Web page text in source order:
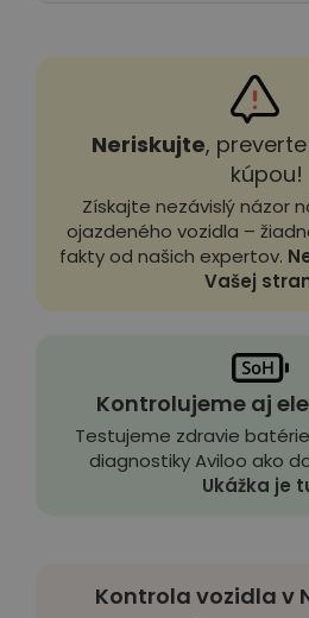
Neriskujte,
kúpou!
Získajte nezávislý názor
ojazdeného vozidla –
fakty od našich expertov.
Vašej
Kontrolujeme aj
Testujeme zdravie
diagnostiky Aviloo ako
Ukážka je
Kontrola vozidla v